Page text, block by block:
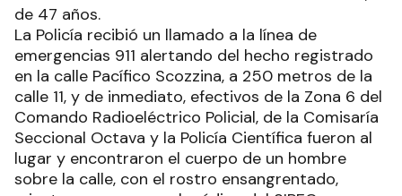
de 47 años.
La Policía recibió un llamado a la línea de
emergencias 911 alertando del hecho registrado
en la calle Pacífico Scozzina, a 250 metros de la
calle 11, y de inmediato, efectivos de la Zona 6 del
Comando Radioeléctrico Policial, de la Comisaría
Seccional Octava y la Policía Científica fueron al
lugar y encontraron el cuerpo de un hombre
sobre la calle, con el rostro ensangrentado,